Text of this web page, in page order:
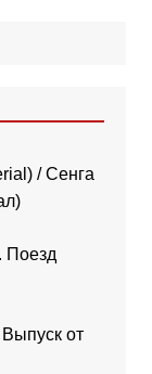
/ Сенга
Поезд
от